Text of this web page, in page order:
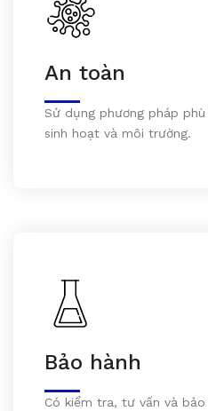
An toàn
Sử dụng phương pháp
sinh hoạt và môi trường.
Bảo hành
Có kiểm tra, tư vấn và